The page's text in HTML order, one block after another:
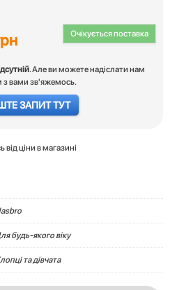
Очікується поставка
. Але ви можете надіслати нам
з вами зв'яжемось.
ЗАПИТ ТУТ
від ціни в магазині
будь-якого віку
та дівчата